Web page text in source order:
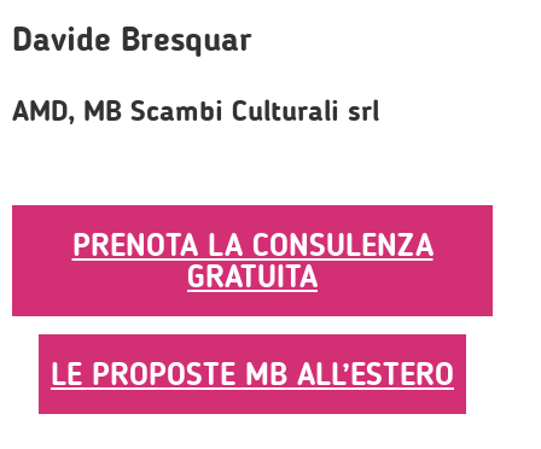
Davide Bresquar
AMD, MB Scambi Culturali srl
PRENOTA LA CONSULENZA
GRATUITA
LE PROPOSTE MB ALL’ESTERO